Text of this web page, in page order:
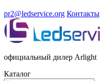
pr2@ledservice.org Контакты
официальный дилер Arlight
Каталог